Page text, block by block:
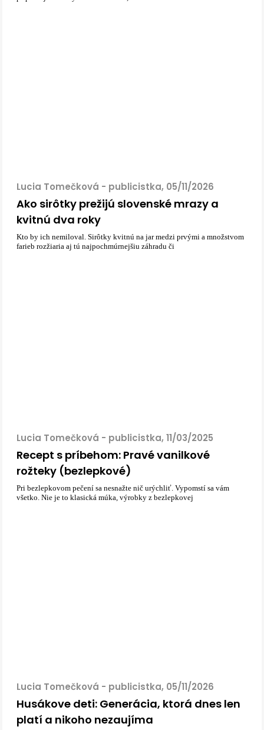
Lucia Tomečková - publicistka, 05/11/2026
Ako sirôtky prežijú slovenské mrazy a
kvitnú dva roky
Kto by ich nemiloval. Sirôtky kvitnú na jar medzi prvými a množstvom
farieb rozžiaria aj tú najpochmúrnejšiu záhradu či
Lucia Tomečková - publicistka, 11/03/2025
Recept s príbehom: Pravé vanilkové
rožteky (bezlepkové)
Pri bezlepkovom pečení sa nesnažte nič urýchliť. Vypomstí sa vám
všetko. Nie je to klasická múka, výrobky z bezlepkovej
Lucia Tomečková - publicistka, 05/11/2026
Husákove deti: Generácia, ktorá dnes len
platí a nikoho nezaujíma